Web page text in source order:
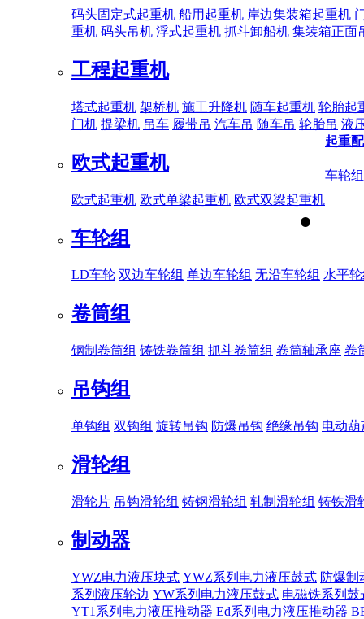
码头固定式起重机 船用起重机 岸边集装箱起重机
重机 码头吊机 浮式起重机 抓斗卸船机 集装箱正面
工程起重机
塔式起重机 架桥机 施工升降机 随车起重机 轮胎起
门机 提梁机 吊车 履带吊 汽车吊 随车吊 轮胎吊 液
欧式起重机
欧式起重机 欧式单梁起重机 欧式双梁起重机
起重
车轮组
车轮组
LD车轮 双边车轮组 单边车轮组 无沿车轮组 水平
卷筒组
钢制卷筒组 铸铁卷筒组 抓斗卷筒组 卷筒轴承座 卷
吊钩组
单钩组 双钩组 旋转吊钩 防爆吊钩 绝缘吊钩 电动
滑轮组
滑轮片 吊钩滑轮组 铸钢滑轮组 轧制滑轮组 铸铁滑
制动器
YWZ电力液压块式 YWZ系列电力液压鼓式 防爆制
系列液压轮边 YW系列电力液压鼓式 电磁铁系列鼓
YT1系列电力液压推动器 Ed系列电力液压推动器